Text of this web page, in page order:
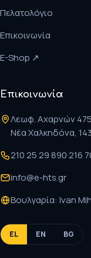
Πελατολόγιο
Επικοινωνία
E-Shop ↗
Επικοινωνία
Λεωφ. Αχαρνών
Νέα Χαλκηδόνα,
210 25 29 890·216
info@e-hts.gr
Βουλγαρία: Ivan
EL EN BG